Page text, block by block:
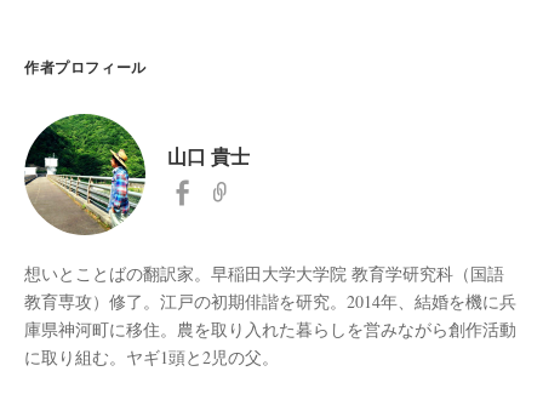
作者プロフィール
山口 貴士
想いとことばの翻訳家。早稲田大学大学院 教育学研究科（国語
教育専攻）修了。江戸の初期俳諧を研究。2014年、結婚を機に兵
庫県神河町に移住。農を取り入れた暮らしを営みながら創作活動
に取り組む。ヤギ1頭と2児の父。